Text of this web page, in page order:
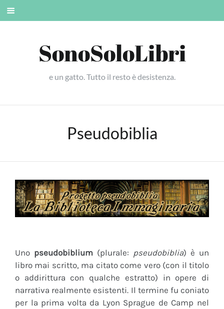
Skip
SonoSoloLibri
e un gatto. Tutto il resto è desistenza.
Pseudobiblia
Uno pseudobiblium (plurale: pseudobiblia) è un
libro mai scritto, ma citato come vero (con il titolo
o addirittura con qualche estratto) in opere di
narrativa realmente esistenti. Il termine fu coniato
per la prima volta da Lyon Sprague de Camp nel